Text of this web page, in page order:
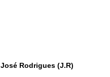
José Rodrigues (J.R)